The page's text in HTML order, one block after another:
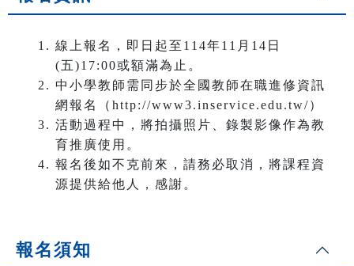
線上報名，即日起至114年11月14日
(五)17:00或額滿為止。
中小學教師需同步於全國教師在職進修資訊
網報名（http://www3.inservice.edu.tw/）
活動過程中，將拍攝照片、錄製影像作為教
育推廣使用。
報名後如不克前來，請務必取消，將課程資
源提供給他人，感謝。
報名須知